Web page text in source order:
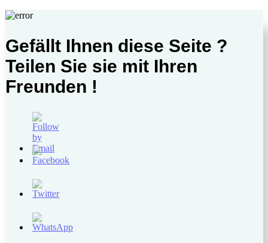
Gefällt Ihnen diese Seite ?
Teilen Sie sie mit Ihren
Freunden !